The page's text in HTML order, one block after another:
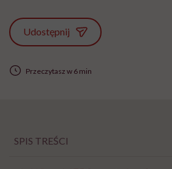
Udostępnij
Przeczytasz w 6 min
SPIS TREŚCI